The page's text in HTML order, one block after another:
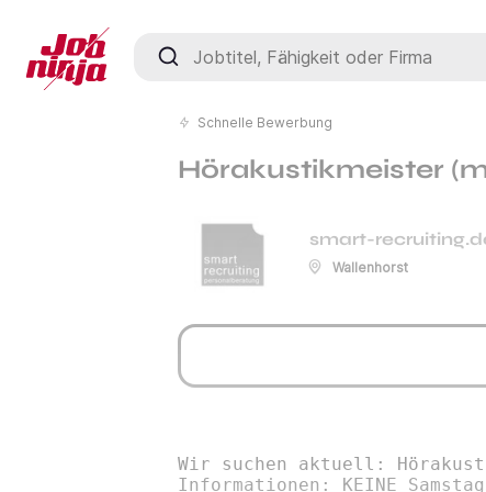
Jobtitel, Fähigkeit oder Firma
Schnelle Bewerbung
Hörakustikmeister
smart-
Wallenhorst
Wir suchen aktuell:
Informationen: KEINE